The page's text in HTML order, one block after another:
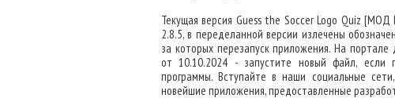
Текущая версия Guess the Soccer Logo Quiz
2.8.5, в переделанной версии излечены
за которых перезапуск приложения. На
от 10.10.2024 - запустите новый файл, если
программы. Вступайте в наши социальные
новейшие приложения, предоставленные